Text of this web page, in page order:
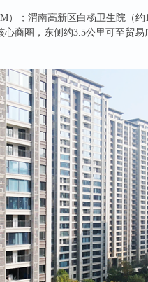
）；渭南高新区白杨卫生院（
商圈，东侧约3.5公里可至贸